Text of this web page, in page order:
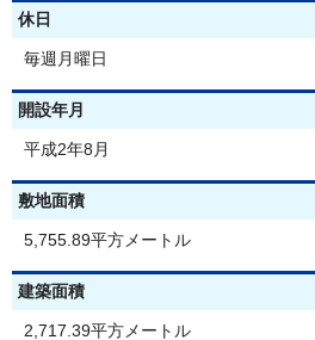
休日
毎週月曜日
開設年月
平成2年8月
敷地面積
5,755.89平方メートル
建築面積
2,717.39平方メートル